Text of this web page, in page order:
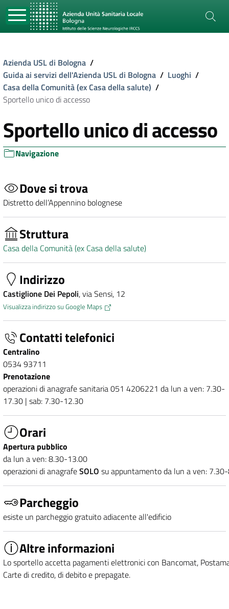
Azienda USL di Bologna /
Guida ai servizi dell'Azienda USL di Bologna / Luoghi /
Casa della Comunità (ex Casa della salute) /
Sportello unico di accesso
Sportello unico di accesso
Navigazione
Dove si trova
Distretto dell’Appennino bolognese
Struttura
Casa della Comunità (ex Casa della salute)
Indirizzo
Castiglione Dei Pepoli, via Sensi, 12
Visualizza indirizzo su Google Maps
Contatti telefonici
Centralino
0534 93711
Prenotazione
operazioni di anagrafe sanitaria 051 4206221 da lun a ven: 7.30-
17.30 | sab: 7.30-12.30
Orari
Apertura pubblico
da lun a ven: 8.30-13.00
operazioni di anagrafeSOLO su appuntamento da lun a ven:
Parcheggio
esiste un parcheggio gratuito adiacente all'edificio
Altre informazioni
Lo sportello accetta pagamenti elettronici con Bancomat,
Carte di credito, di debito e prepagate.